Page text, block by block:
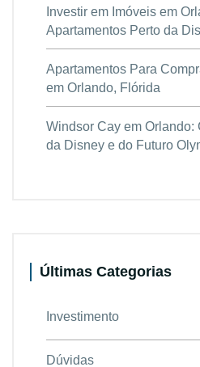
Investir em Imóveis em
Apartamentos Perto da
Apartamentos Para
em Orlando, Flórida
Windsor Cay em Orlando:
da Disney e do Futuro
Últimas Categorias
Investimento
Dúvidas